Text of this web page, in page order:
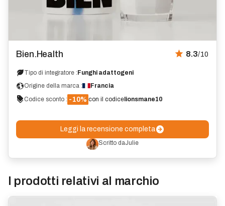
Bien.Health 8.3/10
Tipo di integratore : Funghi adattogeni
Origine della marca :
Francia
Codice sconto : -10% con il codice lionsmane10
Leggi la recensione completa
Scritto daJulie
I prodotti relativi al marchio